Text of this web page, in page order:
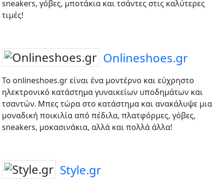
sneakers, γόβες, μποτάκια και τσάντες στις καλύτερες
τιμές!
Onlineshoes.gr
Το onlineshoes.gr είναι ένα μοντέρνο και εύχρηστο
ηλεκτρονικό κατάστημα γυναικείων υποδημάτων και
τσαντών. Μπες τώρα στο κατάστημα και ανακάλυψε μια
μοναδική ποικιλία από πέδιλα, πλατφόρμες, γόβες,
sneakers, μοκασινάκια, αλλά και πολλά άλλα!
Style.gr